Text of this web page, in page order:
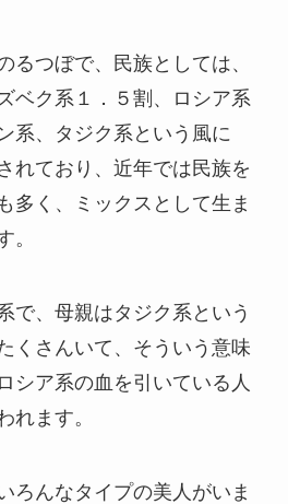
るつぼで、民族としては、
ベク系１．５割、ロシア系
系、タジク系という風に
れており、近年では民族を
多く、ミックスとして生ま
。
で、母親はタジク系という
くさんいて、そういう意味
シア系の血を引いている人
れます。
ろんなタイプの美人がいま